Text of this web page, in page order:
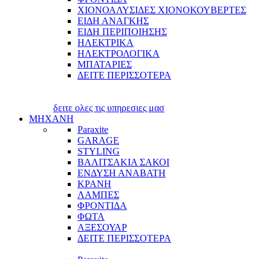
ΧΙΟΝΟΑΛΥΣΙΔΕΣ ΧΙΟΝΟΚΟΥΒΕΡΤΕΣ
ΕΙΔΗ ΑΝΑΓΚΗΣ
ΕΙΔΗ ΠΕΡΙΠΟΙΗΣΗΣ
ΗΛΕΚΤΡΙΚΑ
ΗΛΕΚΤΡΟΛΟΓΙΚΑ
ΜΠΑΤΑΡΙΕΣ
ΔΕΙΤΕ ΠΕΡΙΣΣΟΤΕΡΑ
δειτε ολες τις υπηρεσιες μασ
ΜΗΧΑΝΗ
Paraxite
GARAGE
STYLING
ΒΑΛΙΤΣΑΚΙΑ ΣΑΚΟΙ
ΕΝΔΥΣΗ ΑΝΑΒΑΤΗ
ΚΡΑΝΗ
ΛΑΜΠΕΣ
ΦΡΟΝΤΙΔΑ
ΦΩΤΑ
ΑΞΕΣΟΥΑΡ
ΔΕΙΤΕ ΠΕΡΙΣΣΟΤΕΡΑ